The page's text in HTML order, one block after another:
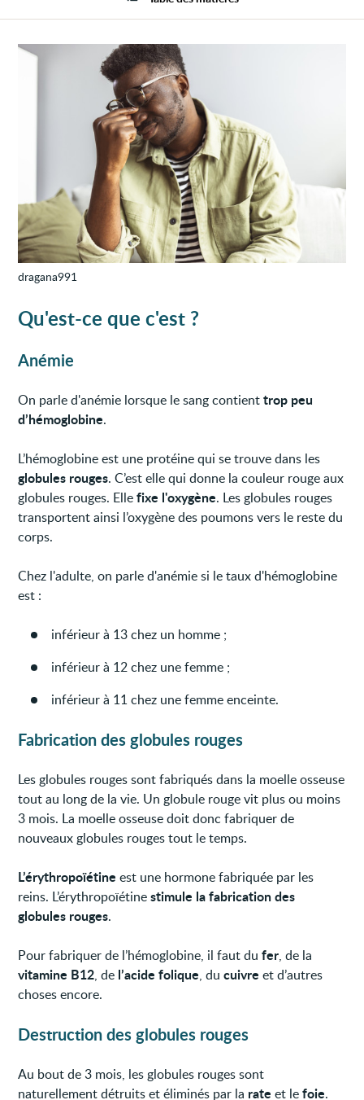
dragana991
Qu'est-ce que c'est ?
Anémie
On parle d'anémie lorsque le sang contienttrop peu
d’hémoglobine.
L’hémoglobine est une protéine qui se trouve dans les
globules rouges. C’est elle qui donne la couleur rouge aux
globules rouges. Ellefixe l'oxygène. Les globules rouges
transportent ainsi l’oxygène des poumons vers le reste du
corps.
Chez l'adulte, on parle d'anémie si le taux d'hémoglobine
est :
inférieur à 13 chez un homme ;
inférieur à 12 chez une femme ;
inférieur à 11 chez une femme enceinte.
Fabrication des globules rouges
Les globules rouges sont fabriqués dans la moelle osseuse
tout au long de la vie. Un globule rouge vit plus ou moins
3 mois. La moelle osseuse doit donc fabriquer de
nouveaux globules rouges tout le temps.
L’érythropoïétine est une hormone fabriquée par les
reins. L’érythropoïétinestimule la fabrication des
globules rouges.
Pour fabriquer de l’hémoglobine, il faut dufer, de la
vitamine B12, de l’acide folique, ducuivre et d’autres
choses encore.
Destruction des globules rouges
Au bout de 3 mois, les globules rouges sont
naturellement détruits et éliminés par la rateet lefoie.